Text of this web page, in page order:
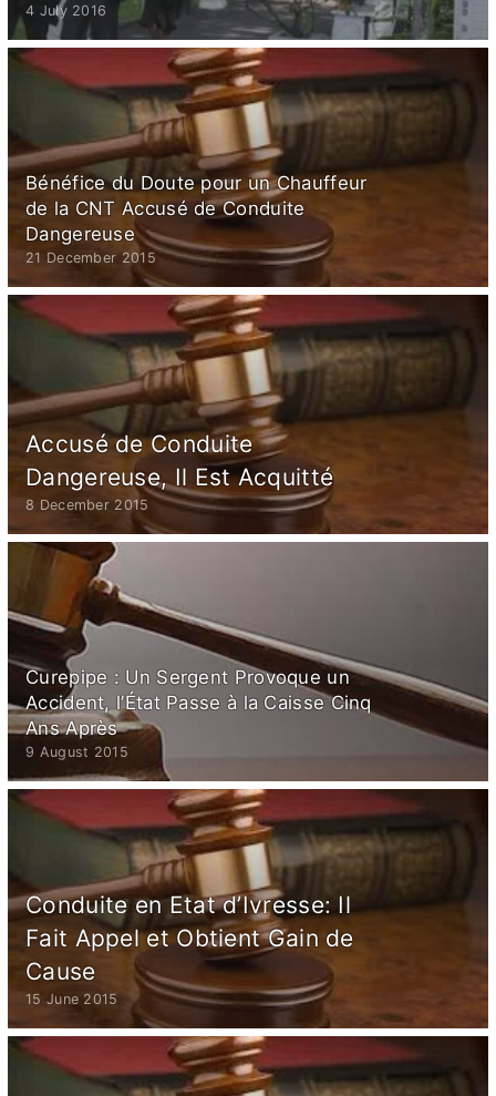
4 July 2016
Bénéfice du Doute pour un Chauffeur
de la CNT Accusé de Conduite
Dangereuse
21 December 2015
Accusé de Conduite
Dangereuse, Il Est Acquitté
8 December 2015
Curepipe : Un Sergent Provoque un
Accident, l’État Passe à la Caisse Cinq
Ans Après
9 August 2015
Conduite en Etat d’Ivresse: Il
Fait Appel et Obtient Gain de
Cause
15 June 2015